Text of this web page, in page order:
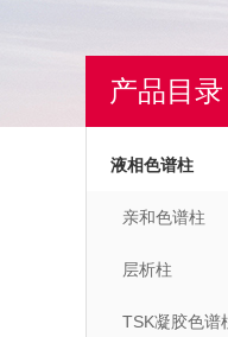
产品目录
液相色谱柱
亲和色谱柱
层析柱
TSK凝胶色谱